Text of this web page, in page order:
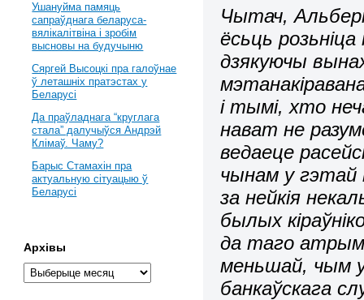
Чытач,
ёсьць
дзякуючы
і тымі, хто
нават не
ведаеце
чынам у гэтай
за нейкія
былых
да таго
меньшай, чым
банкаўскага
Ушануйма памяць
сапраўднага беларуса-
вялікалітвіна і зробім
высновы на будучыню
Сяргей Высоцкі пра галоўнае
ў леташніх пратэстах у
Беларусі
Да праўладнага “круглага
стала” далучыўся Андрэй
Клімаў. Чаму?
Барыс Стамахін пра
актуальную сітуацыю ў
Беларусі
Архівы